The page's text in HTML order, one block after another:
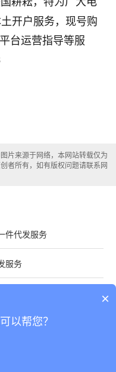
开户服务， 现号购
台运营指导等服
片来源于网络，本网站转载仅为
者所有，如有版权问题请联系网
件代发服务
服务
×
以帮您？